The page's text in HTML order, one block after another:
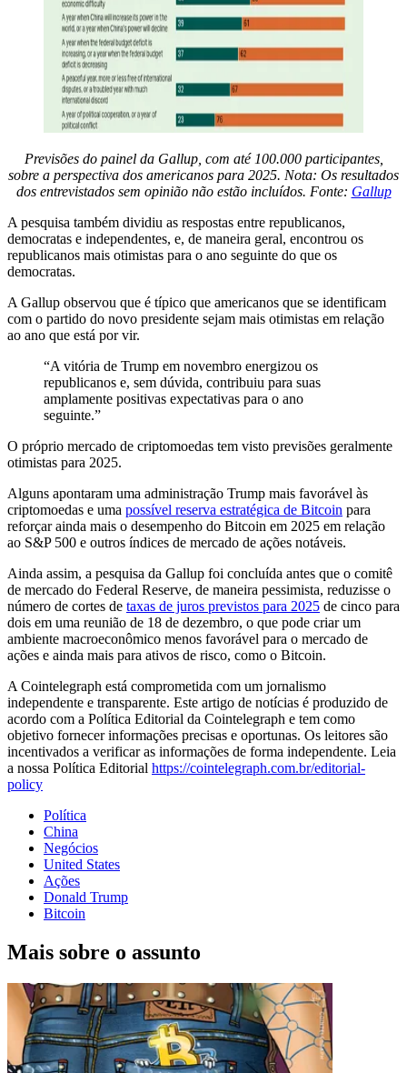
Previsões do painel da Gallup, com até 100.000 participantes,
sobre a perspectiva dos americanos para 2025. Nota: Os resultados
dos entrevistados sem opinião não estão incluídos. Fonte: Gallup
A pesquisa também dividiu as respostas entre republicanos,
democratas e independentes, e, de maneira geral, encontrou os
republicanos mais otimistas para o ano seguinte do que os
democratas.
A Gallup observou que é típico que americanos que se identificam
com o partido do novo presidente sejam mais otimistas em relação
ao ano que está por vir.
“A vitória de Trump em novembro energizou os
republicanos e, sem dúvida, contribuiu para suas
amplamente positivas expectativas para o ano
seguinte.”
O próprio mercado de criptomoedas tem visto previsões geralmente
otimistas para 2025.
Alguns apontaram uma administração Trump mais favorável às
criptomoedas e uma possível reserva estratégica de Bitcoin para
reforçar ainda mais o desempenho do Bitcoin em 2025 em relação
ao S&P 500 e outros índices de mercado de ações notáveis.
Ainda assim, a pesquisa da Gallup foi concluída antes que o comitê
de mercado do Federal Reserve, de maneira pessimista, reduzisse o
número de cortes de taxas de juros previstos para 2025 de cinco para
dois em uma reunião de 18 de dezembro, o que pode criar um
ambiente macroeconômico menos favorável para o mercado de
ações e ainda mais para ativos de risco, como o Bitcoin.
A Cointelegraph está comprometida com um jornalismo
independente e transparente. Este artigo de notícias é produzido de
acordo com a Política Editorial da Cointelegraph e tem como
objetivo fornecer informações precisas e oportunas. Os leitores são
incentivados a verificar as informações de forma independente. Leia
a nossa Política Editorial https://cointelegraph.com.br/editorial-
policy
Política
China
Negócios
United States
Ações
Donald Trump
Bitcoin
Mais sobre o assunto